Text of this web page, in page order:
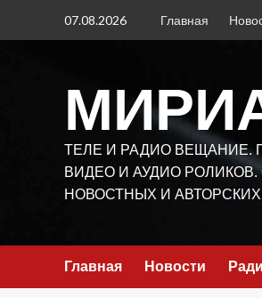
07.08.2026 Главная
ТЕЛЕ И РАДИО ВЕЩАНИЕ.
ВИДЕО И АУДИО РОЛИКОВ.
НОВОСТНЫХ И
Главная Новости